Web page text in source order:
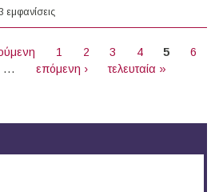
με Σύμβαση Μίσθωσης Έργου στο Δήμο
εμφανίσεις
1 2 3 4 5
6
… επόμενη › τελευταία »